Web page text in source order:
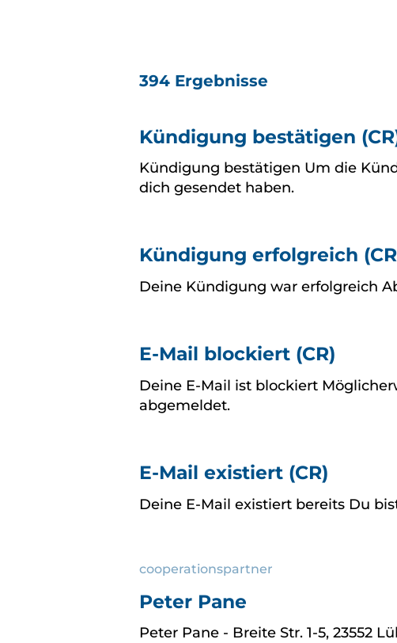
394 Ergebnisse
Kündigung bestätigen
Kündigung bestätigen Um die
dich gesendet haben.
Kündigung erfolgreich
Deine Kündigung war erfolgreich
E-Mail blockiert (CR)
Deine E-Mail ist blockiert
abgemeldet.
E-Mail existiert (CR)
Deine E-Mail existiert bereits Du
cooperationspartner
Peter Pane
Peter Pane - Breite Str. 1-5, 23552